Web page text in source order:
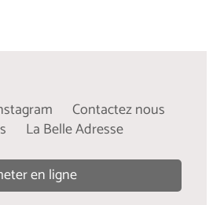
du mouvement de la slow
Contactez nous
La Belle Adresse
en ligne